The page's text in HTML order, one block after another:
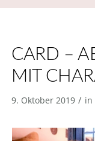
CARD –
MIT
9. Oktober 2019 / in